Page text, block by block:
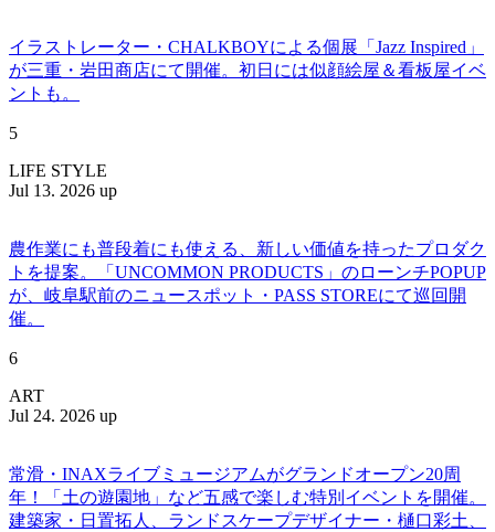
イラストレーター・CHALKBOYによる個展「Jazz Inspired」
が三重・岩田商店にて開催。初日には似顔絵屋＆看板屋イベ
ントも。
5
LIFE STYLE
Jul 13. 2026 up
農作業にも普段着にも使える、新しい価値を持ったプロダク
トを提案。「UNCOMMON PRODUCTS」のローンチPOPUP
が、岐阜駅前のニュースポット・PASS STOREにて巡回開
催。
6
ART
Jul 24. 2026 up
常滑・INAXライブミュージアムがグランドオープン20周
年！「土の遊園地」など五感で楽しむ特別イベントを開催。
建築家・日置拓人、ランドスケープデザイナー・樋口彩土、